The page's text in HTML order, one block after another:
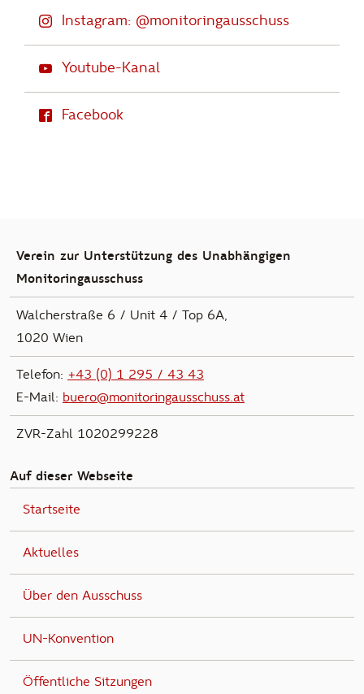
Instagram: @monitoringausschuss
Youtube-Kanal
Facebook
Verein zur Unterstützung des Unabhängigen
Monitoringausschuss
Walcherstraße 6 / Unit 4 / Top 6A,
1020 Wien
Telefon: +43 (0) 1 295 / 43 43
E-Mail: buero@monitoringausschuss.at
ZVR-Zahl 1020299228
Auf dieser Webseite
Startseite
Aktuelles
Über den Ausschuss
UN-Konvention
Öffentliche Sitzungen